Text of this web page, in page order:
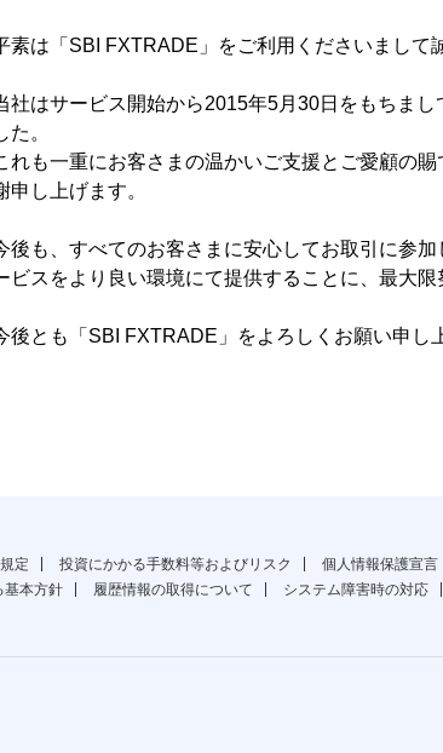
お問い合わせ
素は「SBI FXTRADE」をご利用くださいまして
社はサービス開始から2015年5月30日をもちま
た。
れも一重にお客さまの温かいご支援とご愛顧の
申し上げます。
後も、すべてのお客さまに安心してお取引に参
ビスをより良い環境にて提供することに、最大限
後とも「SBI FXTRADE」をよろしくお願い申し
定 投資にかかる手数料等およびリスク 個人情報保護宣言
基本方針 履歴情報の取得について システム障害時の対応